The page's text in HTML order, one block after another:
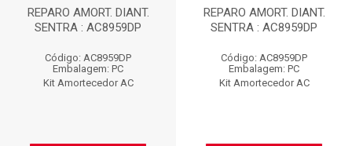
REPARO AMORT. DIANT.
SENTRA : AC8959DP
Código: AC8959DP
Embalagem: PC
Kit Amortecedor AC
REPARO AMORT. DIANT.
SENTRA : AC8959DP
Código: AC8959DP
Embalagem: PC
Kit Amortecedor AC